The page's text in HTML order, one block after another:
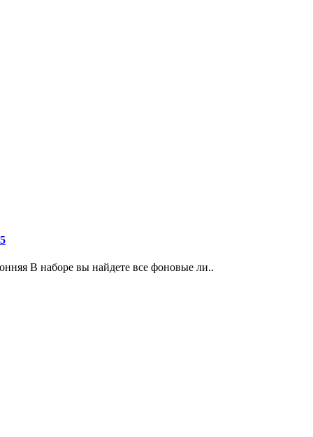
В наборе вы найдете все фоновые ли..